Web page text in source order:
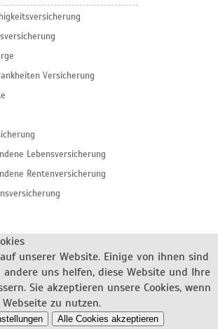
Versicherung
Lebensversicherung
Rentenversicherung
unserer Website. Einige von ihnen sind
uns helfen, diese Website und Ihre
Sie akzeptieren unsere Cookies, wenn
zu nutzen.
Alle Cookies akzeptieren